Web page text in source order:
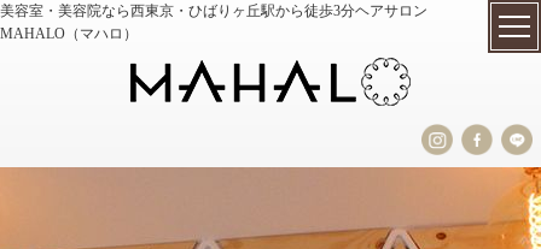
美容室・美容院なら西東京・ひばりヶ丘駅から徒歩3分ヘアサロン
MAHALO（マハロ）